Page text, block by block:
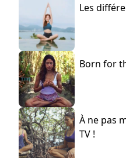
Les
Born for
À ne pas
TV !